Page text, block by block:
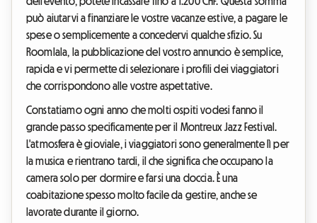
può aiutarvi a finanziare le vostre vacanze estive, a pagare le
spese o semplicemente a concedervi qualche sfizio. Su
Roomlala, la pubblicazione del vostro annuncio è semplice,
rapida e vi permette di selezionare i profili dei viaggiatori
che corrispondono alle vostre aspettative.
Constatiamo ogni anno che molti ospiti vodesi fanno il
grande passo specificamente per il Montreux Jazz Festival.
L'atmosfera è gioviale, i viaggiatori sono generalmente lì per
la musica e rientrano tardi, il che significa che occupano la
camera solo per dormire e farsi una doccia. È una
coabitazione spesso molto facile da gestire, anche se
lavorate durante il giorno.